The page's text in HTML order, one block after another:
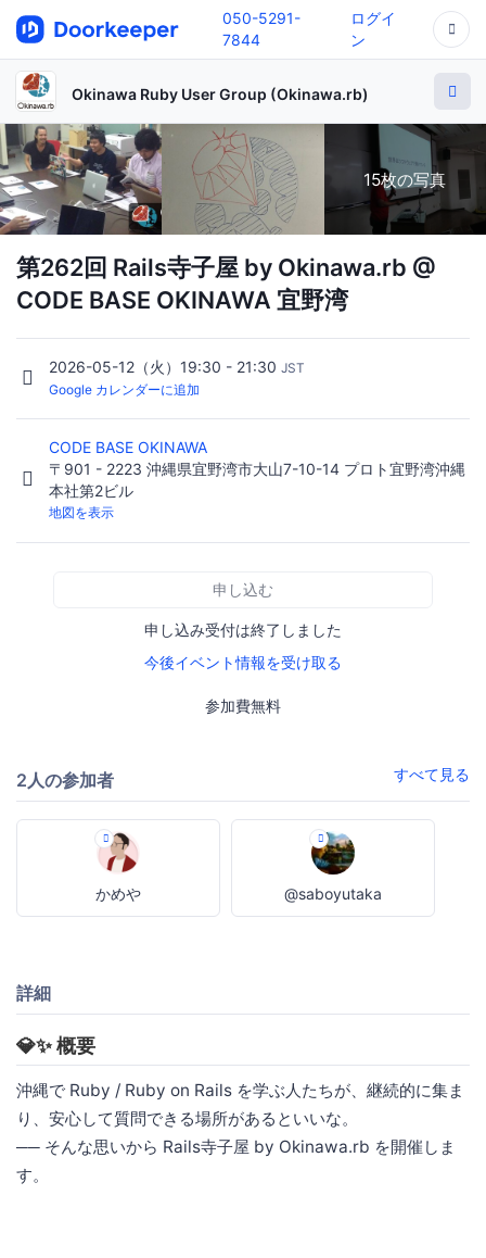
050-5291-
7844
ログイ
ン
Okinawa Ruby User Group (Okinawa.rb)
15枚の写真
第262回 Rails寺子屋 by Okinawa.rb @
CODE BASE OKINAWA 宜野湾
2026-05-12（火）19:30 - 21:30 JST
Google カレンダーに追加
CODE BASE OKINAWA
〒901 - 2223 沖縄県宜野湾市大山7-10-14 プロト宜野湾沖縄
本社第2ビル
地図を表示
申し込む
申し込み受付は終了しました
今後イベント情報を受け取る
参加費無料
2人の参加者 すべて見る
かめや @saboyutaka
詳細
💎✨ 概要
沖縄で Ruby / Ruby on Rails を学ぶ人たちが、継続的に集ま
り、安心して質問できる場所があるといいな。
── そんな思いから Rails寺子屋 by Okinawa.rb を開催しま
す。